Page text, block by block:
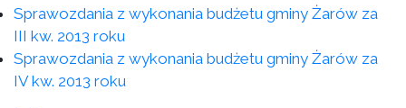
Sprawozdania z wykonania budżetu gminy Żarów za
III kw. 2013 roku
Sprawozdania z wykonania budżetu gminy Żarów za
IV kw. 2013 roku